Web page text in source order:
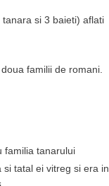
si 3 baieti) aflati
familii de romani.
familia tanarului
tatal ei vitreg si era in